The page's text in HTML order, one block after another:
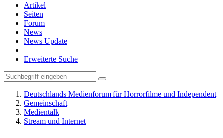
Artikel
Seiten
Forum
News
News Update
Erweiterte Suche
Deutschlands Medienforum für Horrorfilme und Independent
Gemeinschaft
Medientalk
Stream und Internet